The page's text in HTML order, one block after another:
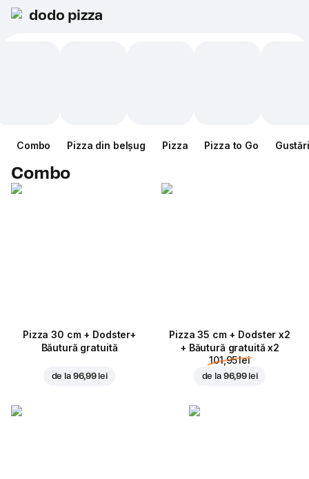
dodo pizza
Combo Pizza din belșug Pizza Pizza to Go Gustări
Combo
Pizza 30 cm + Dodster+
Băutură gratuită
de la 96,99 lei
Pizza 35 cm + Dodster x2
+ Băutură gratuită x2
101,95 lei
de la 96,99 lei